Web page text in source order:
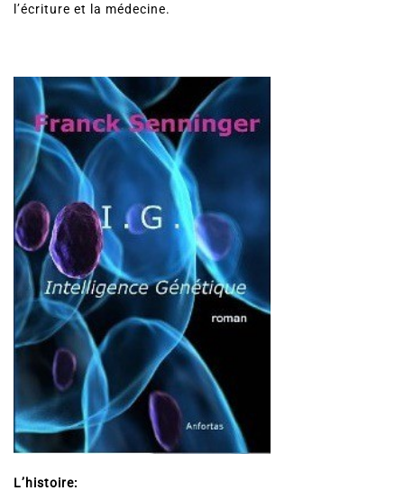
l’écriture et la médecine.
L’histoire: